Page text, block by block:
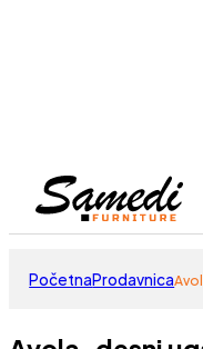
PočetnaProdavnica